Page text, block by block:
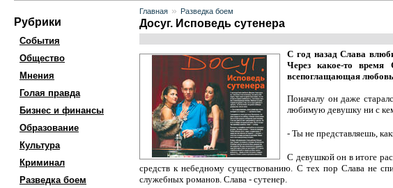
Рубрики
События
Общество
Мнения
Голая правда
Бизнес и финансы
Образование
Культура
Криминал
Разведка боем
Главная » Разведка боем
Досуг. Исповедь сутенера
С год назад Слава
Через какое-то время
всепоглащающая
Поначалу он даже
любимую девушку ни с
- Ты не представляешь,
С девушкой он в итоге
средств к небедному существованию. С тех пор Слава не
служебных романов. Слава - сутенер.